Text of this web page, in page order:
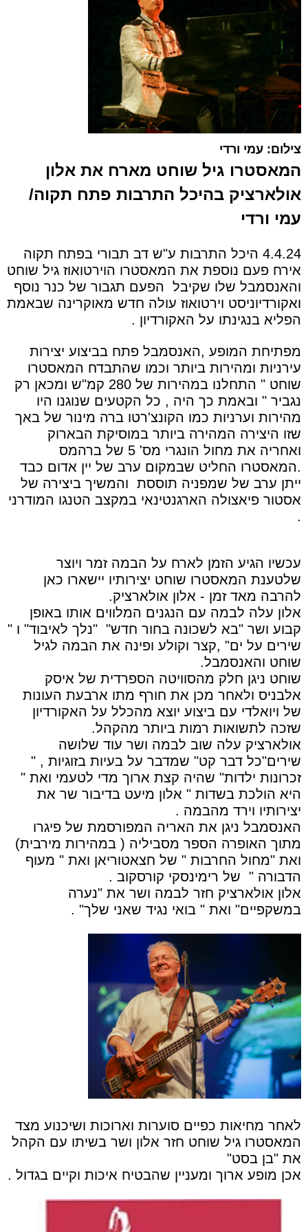
צילום: עמי ורדי
המאסטרו גיל שוחט מארח את אלון
אולארציק בהיכל התרבות פתח תקוה/
עמי ורדי
4.4.24 היכל התרבות ע"ש דב תבורי בפתח תקוה
אירח פעם נוספת את המאסטרו הוירטואוז גיל שוחט
והאנסמבל שלו שקיבל
הפעם תגבור של כנר נוסף
ואקורדיוניסט וירטואוז עולה חדש מאוקרינה שבאמת
הפליא בנגינתו על האקורדיון .
מפתיחת המופע ,האנסמבל פתח בביצוע יצירות
עירניות ומהירות ביותר וכמו שהתבדח המאסטרו
שוחט " התחלנו במהירות של 280 קמ"ש ומכאן רק
נגביר " ובאמת כך היה , כל הקטעים שנוגנו היו
מהירות וערניות כמו הקונצ'רטו ברה מינור של באך
שזו היצירה המהירה ביותר במוסיקת הבארוק
ואחריה את מחול הונגרי מס' 5 של ברהמס
.המאסטרו החליט שבמקום ערב של יין אדום כבד
ייתן ערב של שמפניה תוססת והמשיך ביצירה של
אסטור פיאצולה הארגנטינאי במקצב הטנגו המודרני
.
עכשיו הגיע הזמן לארח על הבמה זמר ויוצר
שלטענת המאסטרו שוחט יצירותיו יישארו כאן
להרבה מאד זמן - אלון אולארציק.
אלון עלה לבמה עם הנגנים המלווים אותו באופן
קבוע ושר "בא לשכונה בחור חדש" "נלך לאיבוד" ו "
שירים על ים" ,קצר וקולע ופינה את הבמה לגיל
שוחט והאנסמבל.
שוחט ניגן חלק מהסוויטה הספרדית של איסק
אלבניס ולאחר מכן את חורף מתו ארבעת העונות
של ויואלדי עם ביצוע יוצא מהכלל על האקורדיון
שזכה לתשואות רמות ביותר מהקהל.
אולארציק עלה שוב לבמה ושר עוד שלושה
שירים"כל דבר קט" שמדבר על בעיות בזוגיות , "
זכרונות ילדות" שהיה קצת ארוך מדי לטעמי ואת "
היא הולכת בשדות " אלון מיעט בדיבור שר את
יצירותיו וירד מהבמה .
האנסמבל ניגן את האריה המפורסמת של פיגרו
מתוך האופרה הספר מסביליה ( במהירות מירבית)
ואת "מחול החרבות " של חצאטוריאן ואת " מעוף
הדבורה " של רימינסקי קורסקוב .
אלון אולארציק חזר לבמה ושר את "נערה
במשקפיים" ואת " בואי נגיד שאני שלך" .
לאחר מחיאות כפיים סוערות וארוכות ושיכנוע מצד
המאסטרו גיל שוחט חזר אלון ושר בשיתו עם הקהל
את "בן בסט"
אכן מופע ארוך ומעניין שהבטיח איכות וקיים בגדול .